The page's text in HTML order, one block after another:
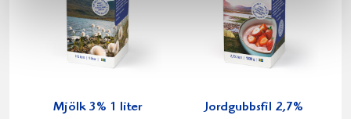
Mjölk 3% 1 liter
Jordgubbsfil 2,7%